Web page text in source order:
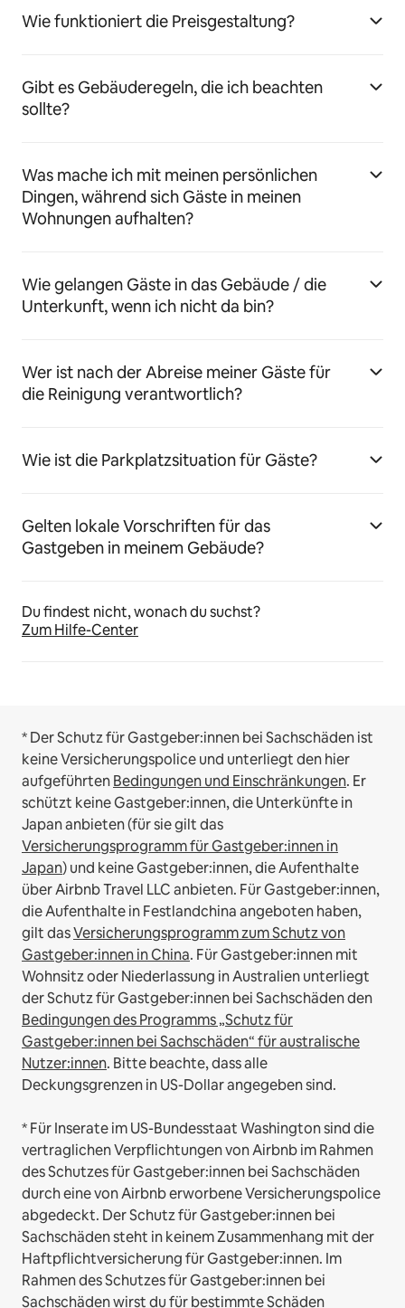
Wie funktioniert die Preisgestaltung?
Gibt es Gebäuderegeln, die ich beachten
sollte?
Was mache ich mit meinen persönlichen
Dingen, während sich Gäste in meinen
Wohnungen aufhalten?
Wie gelangen Gäste in das Gebäude / die
Unterkunft, wenn ich nicht da bin?
Wer ist nach der Abreise meiner Gäste für
die Reinigung verantwortlich?
Wie ist die Parkplatzsituation für Gäste?
Gelten lokale Vorschriften für das
Gastgeben in meinem Gebäude?
Du findest nicht, wonach du suchst?
Zum Hilfe-Center
* Der Schutz für Gastgeber:innen bei Sachschäden ist
keine Versicherungspolice und unterliegt den hier
aufgeführtenBedingungen und Einschränkungen. Er
schützt keine Gastgeber:innen, die Unterkünfte in
Japan anbieten (für sie gilt das
Versicherungsprogramm für Gastgeber:innen in
Japan) und keine Gastgeber:innen, die Aufenthalte
über Airbnb Travel LLC anbieten. Für Gastgeber:innen,
die Aufenthalte in Festlandchina angeboten haben,
gilt dasVersicherungsprogramm zum Schutz von
Gastgeber:innen in China. Für Gastgeber:innen mit
Wohnsitz oder Niederlassung in Australien unterliegt
der Schutz für Gastgeber:innen bei Sachschäden den
Bedingungen des Programms „Schutz für
Gastgeber:innen bei Sachschäden“ für australische
Nutzer:innen. Bitte beachte, dass alle
Deckungsgrenzen in US-Dollar angegeben sind.
* Für Inserate im US-Bundesstaat Washington sind die
vertraglichen Verpflichtungen von Airbnb im Rahmen
des Schutzes für Gastgeber:innen bei Sachschäden
durch eine von Airbnb erworbene Versicherungspolice
abgedeckt. Der Schutz für Gastgeber:innen bei
Sachschäden steht in keinem Zusammenhang mit der
Haftpflichtversicherung für Gastgeber:innen. Im
Rahmen des Schutzes für Gastgeber:innen bei
Sachschäden wirst du für bestimmte Schäden